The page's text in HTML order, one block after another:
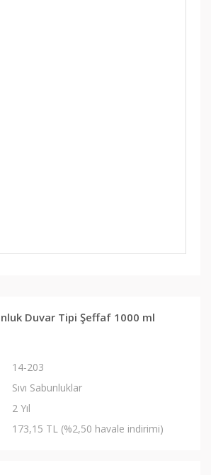
Duvar Tipi Şeffaf 1000 ml
14-203
Sıvı Sabunluklar
2 Yıl
173,15 TL (%2,50 havale indirimi)